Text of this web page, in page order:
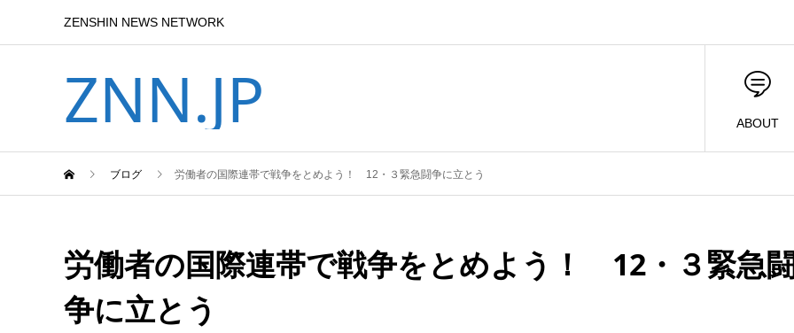
ZENSHIN NEWS NETWORK
ZNN.JP ABOUT
ブログ 労働者の国際連帯で戦争をとめよう！ 12・３緊急闘争に立とう
労働者の国際連帯で戦争をとめよう！ 12・３緊急
争に立とう